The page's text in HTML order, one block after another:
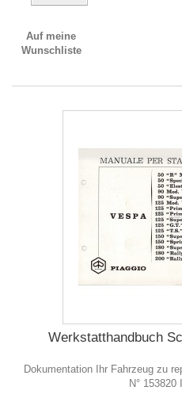
Auf meine
Wunschliste
Werkstatthandbuch
Dokumentation Ihr Fahrzeug zu
N° 153820